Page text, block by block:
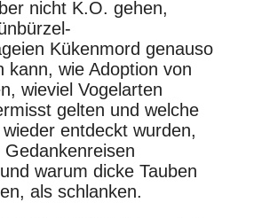
nicht K.O. gehen,
Kükenmord genauso
kann, wie Adoption von
wieviel Vogelarten
gelten und welche
entdeckt wurden,
warum dicke Tauben
als schlanken.